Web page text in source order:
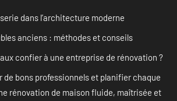
dans l’architecture moderne
anciens : méthodes et conseils
confier à une entreprise de rénovation ?
de bons professionnels et planifier chaque
rénovation de maison fluide, maîtrisée et